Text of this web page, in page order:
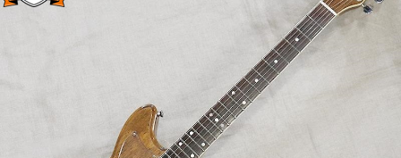
ウクレレ
パーカッション
キーボード